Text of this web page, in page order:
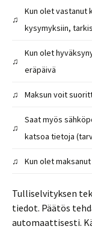
♫
Kun olet vastanut
kysymyksiin,
♫
Kun olet
eräpäivä
♫ Maksun voit
♫
Saat myös
katsoa tietoja
♫ Kun olet
Tulliselvityksen
tiedot. Päätös
automaattisesti.